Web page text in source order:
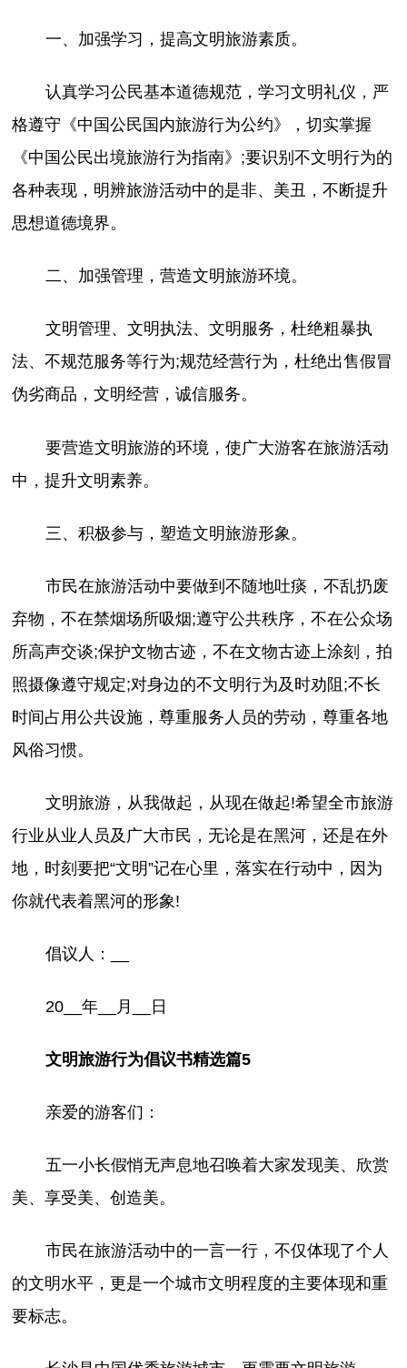
一、加强学习，提高文明旅游素质。
认真学习公民基本道德规范，学习文明礼仪，严
格遵守《中国公民国内旅游行为公约》，切实掌握
《中国公民出境旅游行为指南》;要识别不文明行为的
各种表现，明辨旅游活动中的是非、美丑，不断提升
思想道德境界。
二、加强管理，营造文明旅游环境。
文明管理、文明执法、文明服务，杜绝粗暴执
法、不规范服务等行为;规范经营行为，杜绝出售假冒
伪劣商品，文明经营，诚信服务。
要营造文明旅游的环境，使广大游客在旅游活动
中，提升文明素养。
三、积极参与，塑造文明旅游形象。
市民在旅游活动中要做到不随地吐痰，不乱扔废
弃物，不在禁烟场所吸烟;遵守公共秩序，不在公众场
所高声交谈;保护文物古迹，不在文物古迹上涂刻，拍
照摄像遵守规定;对身边的不文明行为及时劝阻;不长
时间占用公共设施，尊重服务人员的劳动，尊重各地
风俗习惯。
文明旅游，从我做起，从现在做起!希望全市旅游
行业从业人员及广大市民，无论是在黑河，还是在外
地，时刻要把“文明”记在心里，落实在行动中，因为
你就代表着黑河的形象!
倡议人：__
20__年__月__日
文明旅游行为倡议书精选篇5
亲爱的游客们：
五一小长假悄无声息地召唤着大家发现美、欣赏
美、享受美、创造美。
市民在旅游活动中的一言一行，不仅体现了个人
的文明水平，更是一个城市文明程度的主要体现和重
要标志。